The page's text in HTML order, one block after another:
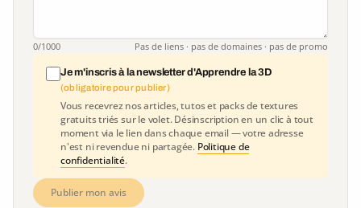
0/1000 Pas de liens · pas de domaines · pas de promo
Je m'inscris à la newsletter d'Apprendre la 3D
(obligatoire pour publier)
Vous recevrez nos articles, tutos et packs de textures
gratuits triés sur le volet. Désinscription en un clic à tout
moment via le lien dans chaque email — votre adresse
n'est ni revendue ni partagée. Politique de
confidentialité.
Publier mon avis